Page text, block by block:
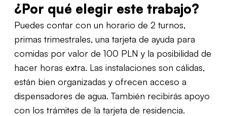
¿Por qué elegir este trabajo?
Puedes contar con un horario de 2 turnos,
primas trimestrales, una tarjeta de ayuda para
comidas por valor de 100 PLN y la posibilidad de
hacer horas extra. Las instalaciones son cálidas,
están bien organizadas y ofrecen acceso a
dispensadores de agua. También recibirás apoyo
con los trámites de la tarjeta de residencia.